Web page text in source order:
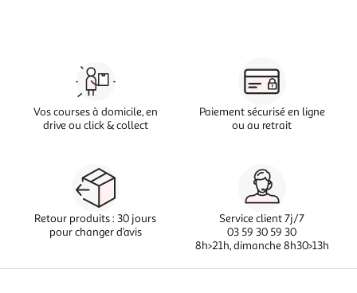
Vos courses à domicile, en
drive ou click & collect
Paiement sécurisé en ligne
ou au retrait
Retour produits : 30 jours
pour changer d’avis
Service client 7j/7
03 59 30 59 30
8h>21h, dimanche 8h30>13h